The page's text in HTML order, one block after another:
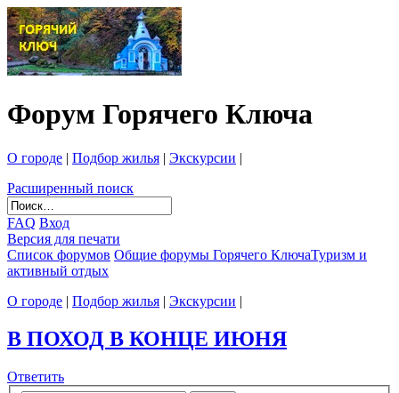
Форум Горячего Ключа
О городе | Подбор жилья | Экскурсии |
Расширенный поиск
FAQ Вход
Версия для печати
Список форумов Общие форумы Горячего КлючаТуризм и
активный отдых
О городе | Подбор жилья | Экскурсии |
В ПОХОД В КОНЦЕ ИЮНЯ
Ответить